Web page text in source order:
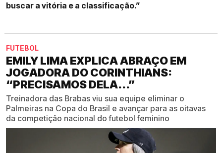
buscar a vitória e a classificação.”
FUTEBOL
EMILY LIMA EXPLICA ABRAÇO EM
JOGADORA DO CORINTHIANS:
“PRECISAMOS DELA...”
Treinadora das Brabas viu sua equipe eliminar o
Palmeiras na Copa do Brasil e avançar para as oitavas
da competição nacional do futebol feminino